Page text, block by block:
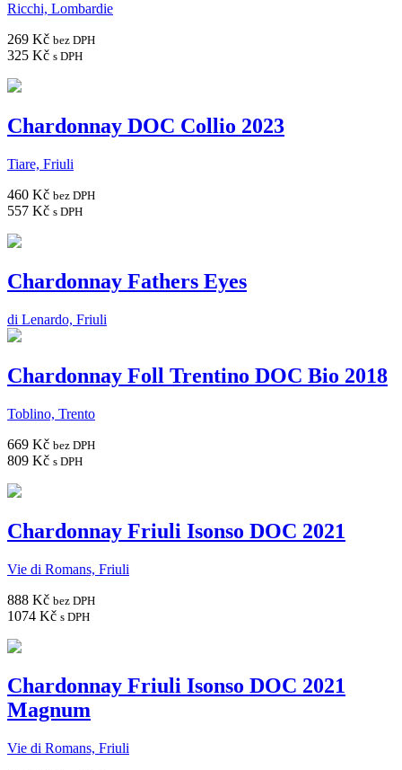
Ricchi, Lombardie
269 Kč bez DPH
325 Kč s DPH
Chardonnay DOC Collio 2023
Tiare, Friuli
460 Kč bez DPH
557 Kč s DPH
Chardonnay Fathers Eyes
di Lenardo, Friuli
Chardonnay Foll Trentino DOC Bio 2018
Toblino, Trento
669 Kč bez DPH
809 Kč s DPH
Chardonnay Friuli Isonso DOC 2021
Vie di Romans, Friuli
888 Kč bez DPH
1074 Kč s DPH
Chardonnay Friuli Isonso DOC 2021
Magnum
Vie di Romans, Friuli